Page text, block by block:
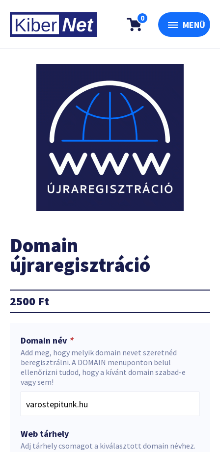
0
MENÜ
Domain
újraregisztráció
2500 Ft
Domain név *
Add meg, hogy melyik domain nevet szeretnéd
beregisztrálni. A DOMAIN menüponton belül
ellenőrizni tudod, hogy a kívánt domain szabad-e
vagy sem!
Web tárhely
Adj tárhely csomagot a kiválasztott domain névhez.